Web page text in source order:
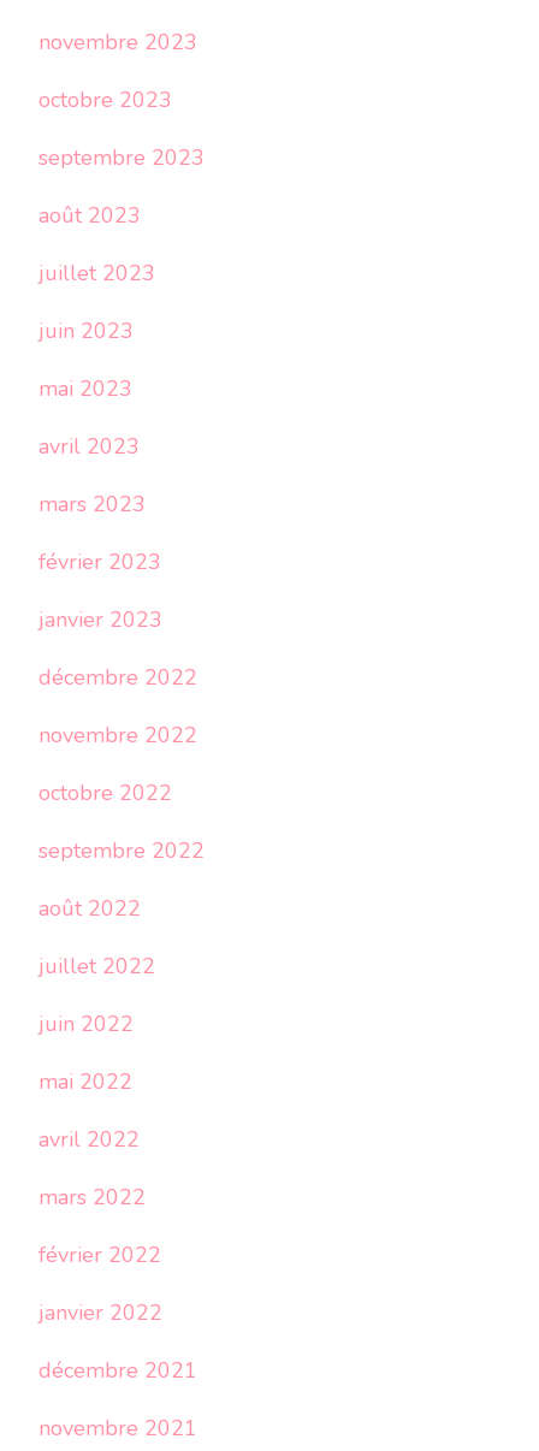
novembre 2023
octobre 2023
septembre 2023
août 2023
juillet 2023
juin 2023
mai 2023
avril 2023
mars 2023
février 2023
janvier 2023
décembre 2022
novembre 2022
octobre 2022
septembre 2022
août 2022
juillet 2022
juin 2022
mai 2022
avril 2022
mars 2022
février 2022
janvier 2022
décembre 2021
novembre 2021